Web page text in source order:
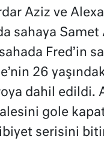
Aziz ve
sahaya
Fred’in
26
dahil edildi.
gole
serisini